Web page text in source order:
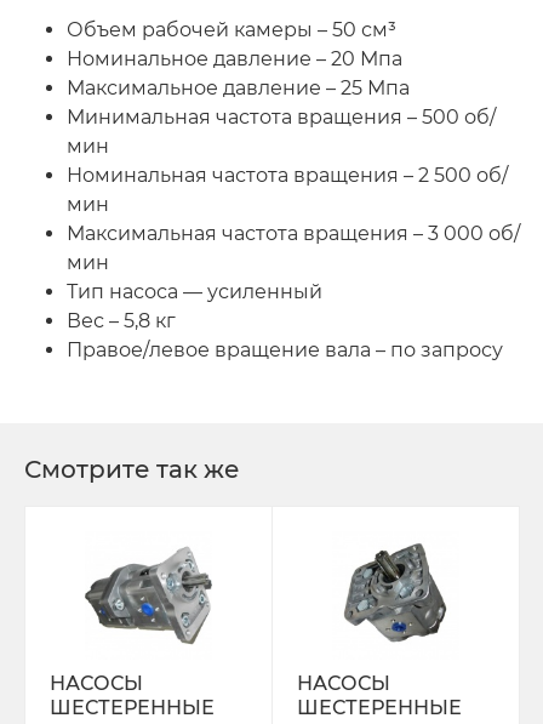
Объем рабочей камеры – 50 см³
Номинальное давление – 20 Мпа
Максимальное давление – 25 Мпа
Минимальная частота вращения – 500 об/
мин
Номинальная частота вращения – 2 500 об/
мин
Максимальная частота вращения – 3 000 об/
мин
Тип насоса — усиленный
Вес – 5,8 кг
Правое/левое вращение вала – по запросу
Смотрите так же
НАСОСЫ
ШЕСТЕРЕННЫЕ
НАСОСЫ
ШЕСТЕРЕННЫЕ
Трактор Т-150 СМД-60 СМД-31
Трактор Т-25,Т-16 Т-30 Т-45 Т-2048
Трактор Т-40, ЛТЗ-55/60 (Д-144)
Трактор Т-70С
Трактор ЮМЗ-6
ТУРБОКОМПРЕССОРЫ
ФОРС., ПЛУНЖ. ПАРА ,КЛАП. ПАРА,
ЭЛЕКТРООБОРУДОВАНИЕ
ЭО-3323, ЭО-2621 ПЭА-1 ТО-49,702,
ЕК-12,14, ДЭК-251